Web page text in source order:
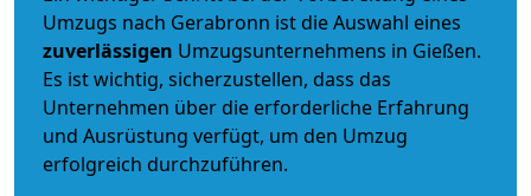
Umzugs nach Gerabronn ist die Auswahl eines
zuverlässigen Umzugsunternehmens in Gießen.
Es ist wichtig, sicherzustellen, dass das
Unternehmen über die erforderliche Erfahrung
und Ausrüstung verfügt, um den Umzug
erfolgreich durchzuführen.